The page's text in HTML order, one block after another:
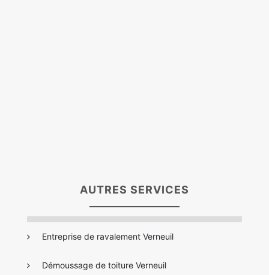
AUTRES SERVICES
Entreprise de ravalement Verneuil
Démoussage de toiture Verneuil